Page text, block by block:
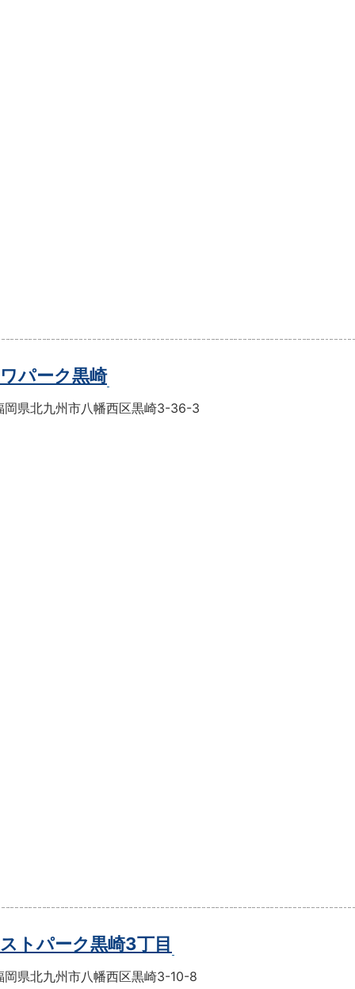
パーク黒崎
岡県北九州市八幡西区黒崎3-36-3
ストパーク黒崎3丁目
岡県北九州市八幡西区黒崎3-10-8